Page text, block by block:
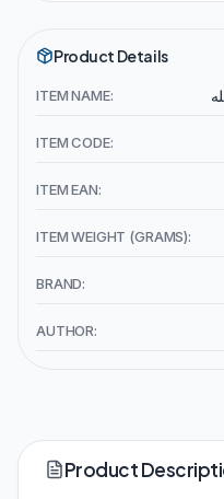
Product Details
ITEM NAME:
ITEM CODE:
ITEM EAN:
ITEM WEIGHT (GRAMS):
BRAND:
AUTHOR:
Product